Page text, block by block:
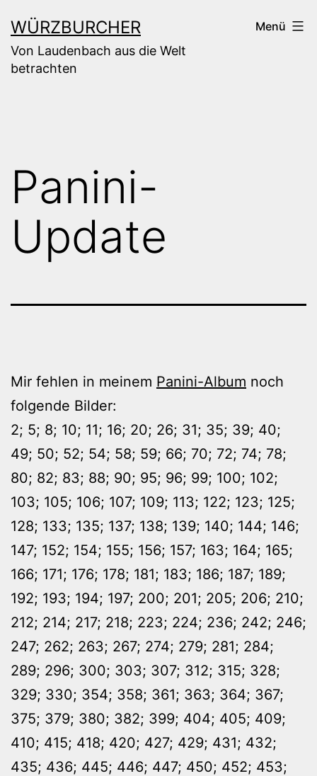
Inhalt
springen
WÜRZBURCHER
Von Laudenbach aus die Welt
betrachten
Menü
Panini-
Update
Mir fehlen in meinem Panini-Album noch
folgende Bilder:
2; 5; 8; 10; 11; 16; 20; 26; 31; 35; 39; 40;
49; 50; 52; 54; 58; 59; 66; 70; 72; 74; 78;
80; 82; 83; 88; 90; 95; 96; 99; 100; 102;
103; 105; 106; 107; 109; 113; 122; 123; 125;
128; 133; 135; 137; 138; 139; 140; 144; 146;
147; 152; 154; 155; 156; 157; 163; 164; 165;
166; 171; 176; 178; 181; 183; 186; 187; 189;
192; 193; 194; 197; 200; 201; 205; 206; 210;
212; 214; 217; 218; 223; 224; 236; 242; 246;
247; 262; 263; 267; 274; 279; 281; 284;
289; 296; 300; 303; 307; 312; 315; 328;
329; 330; 354; 358; 361; 363; 364; 367;
375; 379; 380; 382; 399; 404; 405; 409;
410; 415; 418; 420; 427; 429; 431; 432;
435; 436; 445; 446; 447; 450; 452; 453;